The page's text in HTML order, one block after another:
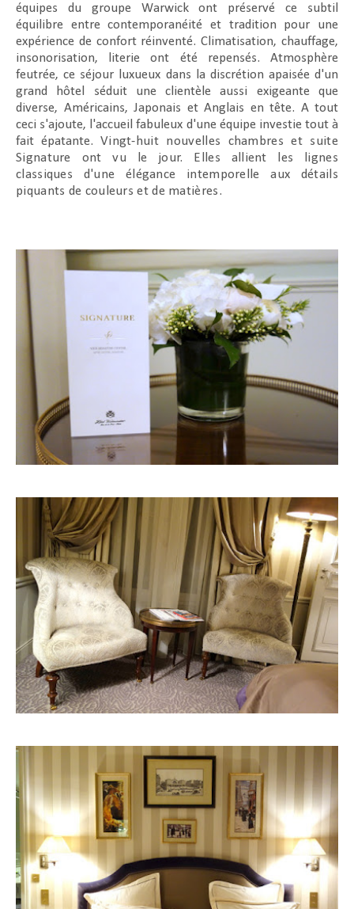
équipes du groupe Warwick ont préservé ce subtil
équilibre entre contemporanéité et tradition pour une
expérience de confort réinventé. Climatisation, chauffage,
insonorisation, literie ont été repensés. Atmosphère
feutrée, ce séjour luxueux dans la discrétion apaisée d'un
grand hôtel séduit une clientèle aussi exigeante que
diverse, Américains, Japonais et Anglais en tête. A tout
ceci s'ajoute, l'accueil fabuleux d'une équipe investie tout à
fait épatante. Vingt-huit nouvelles chambres et suite
Signature ont vu le jour. Elles allient les lignes
classiques d'une élégance intemporelle aux détails
piquants de couleurs et de matières.